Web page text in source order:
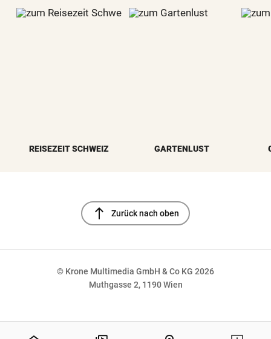
REISEZEIT SCHWEIZ GARTENLUST
north Zurück nach oben
© Krone Multimedia GmbH & Co KG 2026
Muthgasse 2, 1190 Wien
NaN%